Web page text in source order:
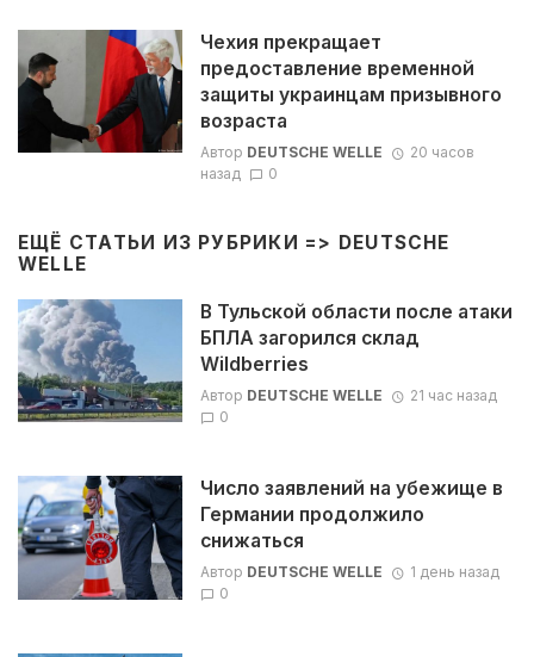
Чехия прекращает
предоставление временной
защиты украинцам призывного
возраста
Автор DEUTSCHE WELLE
20 часов
назад
0
ЕЩЁ СТАТЬИ ИЗ РУБРИКИ => DEUTSCHE
WELLE
В Тульской области после атаки
БПЛА загорился склад
Wildberries
Автор DEUTSCHE WELLE
21 час назад
0
Число заявлений на убежище в
Германии продолжило
снижаться
Автор DEUTSCHE WELLE
1 день назад
0